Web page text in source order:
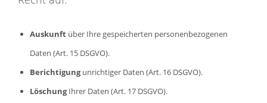
Auskunft über Ihre gespeicherten personenbezogenen
Daten (Art. 15 DSGVO).
Berichtigungunrichtiger Daten (Art. 16 DSGVO).
LöschungIhrer Daten (Art. 17 DSGVO).